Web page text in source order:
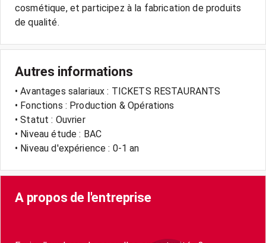
cosmétique, et participez à la fabrication de produits
Autres informations
• Avantages salariaux : TICKETS RESTAURANTS
• Fonctions : Production & Opérations
• Statut : Ouvrier
• Niveau étude : BAC
• Niveau d'expérience : 0-1 an
A propos de l'entreprise